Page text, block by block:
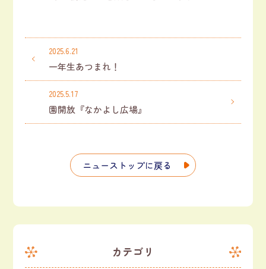
2025.6.21
一年生あつまれ！
2025.5.17
園開放『なかよし広場』
ニューストップに戻る
カテゴリ